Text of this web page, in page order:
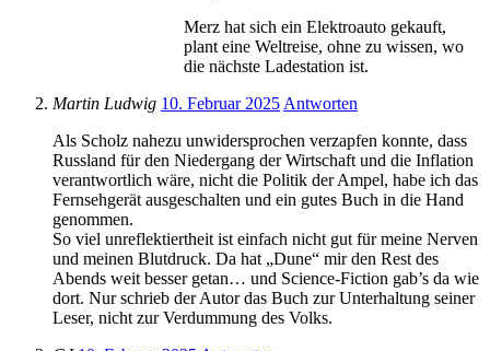
Merz hat sich ein Elektroauto gekauft,
plant eine Weltreise, ohne zu wissen, wo
die nächste Ladestation ist.
Martin Ludwig 10. Februar 2025 Antworten
Als Scholz nahezu unwidersprochen verzapfen konnte, dass
Russland für den Niedergang der Wirtschaft und die Inflation
verantwortlich wäre, nicht die Politik der Ampel, habe ich das
Fernsehgerät ausgeschalten und ein gutes Buch in die Hand
genommen.
So viel unreflektiertheit ist einfach nicht gut für meine Nerven
und meinen Blutdruck. Da hat „Dune“ mir den Rest des
Abends weit besser getan… und Science-Fiction gab’s da wie
dort. Nur schrieb der Autor das Buch zur Unterhaltung seiner
Leser, nicht zur Verdummung des Volks.